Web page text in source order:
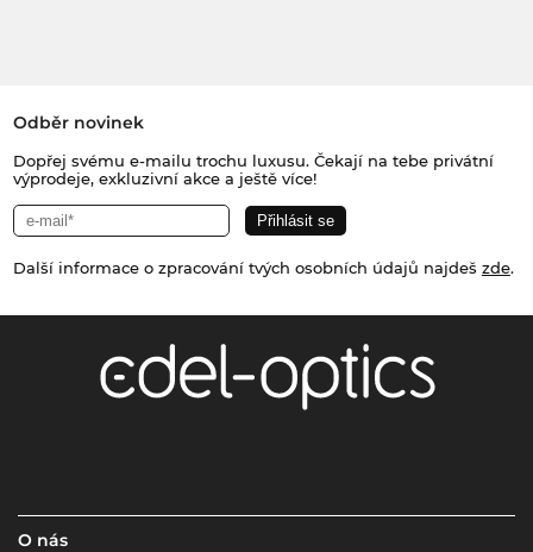
Odběr novinek
Dopřej svému e-mailu trochu luxusu. Čekají na tebe privátní
výprodeje, exkluzivní akce a ještě více!
Další informace o zpracování tvých osobních údajů najdeš zde.
O nás